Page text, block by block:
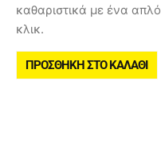
καθαριστικά με ένα απλό
κλικ.
ΠΡΟΣΘΉΚΗ ΣΤΟ ΚΑΛΆΘΙ